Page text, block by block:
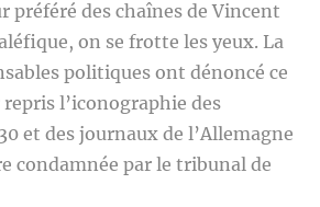
des chaînes de Vincent
on se frotte les yeux. La
politiques ont dénoncé ce
l’iconographie des
et des journaux de l’Allemagne
condamnée par le tribunal de